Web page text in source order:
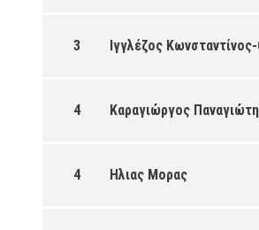
3 Ιγγλέζος
4 Καραγιώργος
4 Ηλιας Μορας